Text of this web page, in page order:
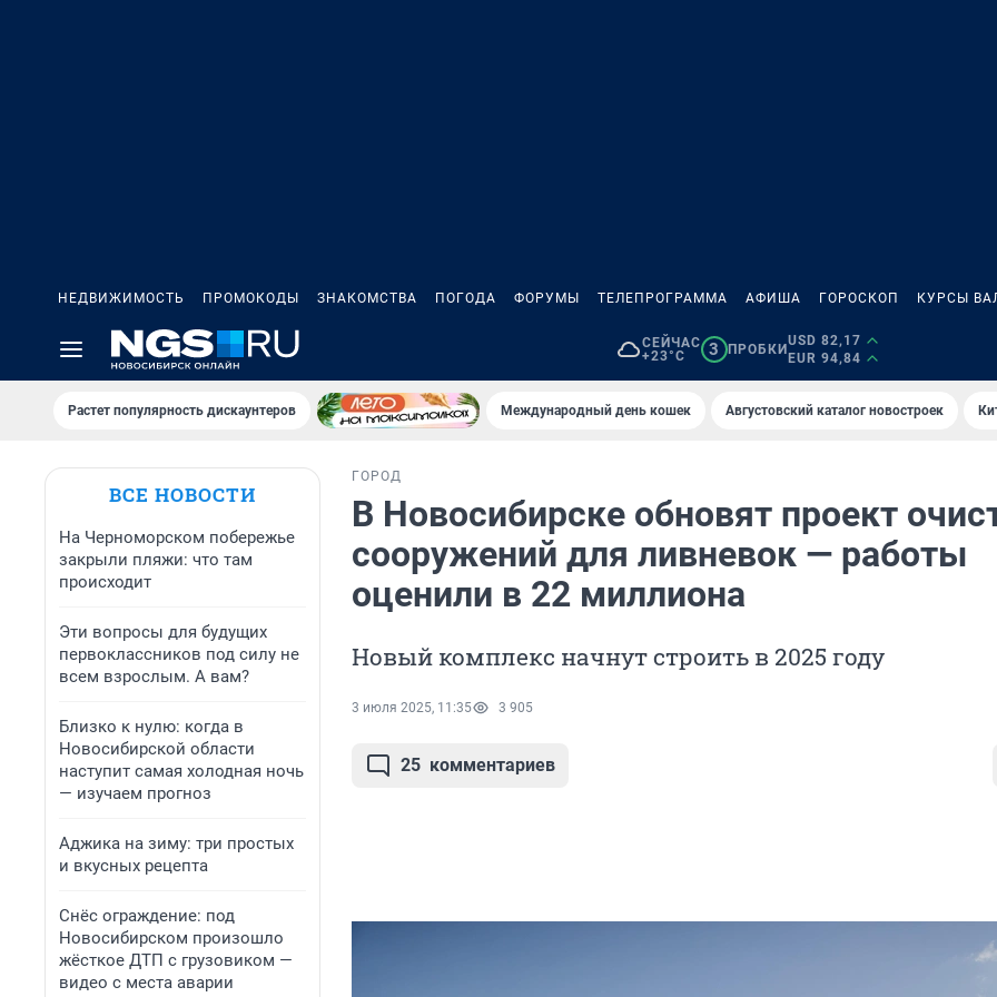
НЕДВИЖИМОСТЬ ПРОМОКОДЫ ЗНАКОМСТВА ПОГОДА ФОРУМЫ ТЕЛЕПРОГРАММА АФИША ГОРОСКОП КУРСЫ
СЕЙЧАС
+23°C
3 ПРОБКИ
USD 82,17
EUR 94,84
Растет популярность дискаунтеров Международный день кошек Августовский каталог новостроек
ВСЕ НОВОСТИ
На Черноморском побережье
закрыли пляжи: что там
происходит
Эти вопросы для будущих
первоклассников под силу не
всем взрослым. А вам?
Близко к нулю: когда в
Новосибирской области
наступит самая холодная ночь
— изучаем прогноз
Аджика на зиму: три простых
и вкусных рецепта
Снёс ограждение: под
Новосибирском произошло
жёсткое ДТП с грузовиком —
видео с места аварии
ГОРОД
В Новосибирске обновят проект
сооружений для ливневок — работы
оценили в 22 миллиона
Новый комплекс начнут строить в 2025 году
3 июля 2025, 11:35 3 905
25 комментариев